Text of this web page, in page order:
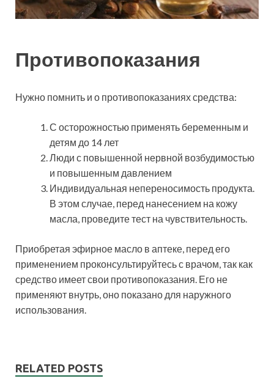
Противопоказания
Нужно помнить и о противопоказаниях средства:
С осторожностью применять беременным и
детям до 14 лет
Люди с повышенной нервной возбудимостью
и повышенным давлением
Индивидуальная непереносимость продукта.
В этом случае, перед нанесением на кожу
масла, проведите тест на чувствительность.
Приобретая эфирное масло в аптеке, перед его
применением проконсультируйтесь с врачом, так как
средство имеет свои противопоказания. Его не
применяют внутрь, оно показано для наружного
использования.
RELATED POSTS